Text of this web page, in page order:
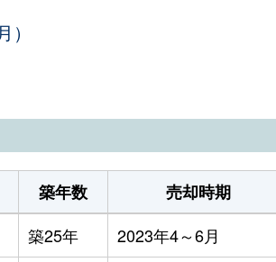
築年数
売却時期
築25年
2023年4～6月